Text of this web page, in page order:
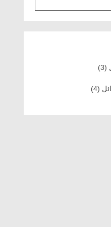
(3)
(4)